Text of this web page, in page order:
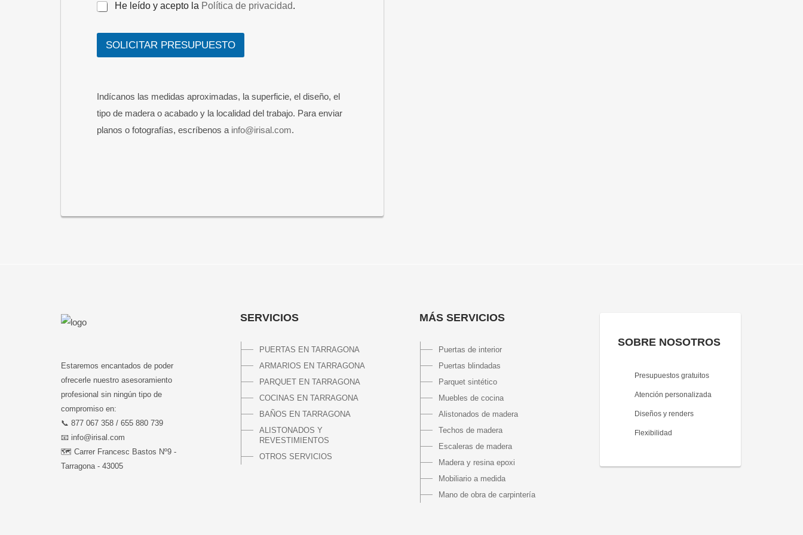
o
í
i
o
r
e
He leído y acepto la Política de privacidad.
SOLICITAR PRESUPUESTO
Indícanos las medidas aproximadas, la superficie, el diseño, el
tipo de madera o acabado y la localidad del trabajo. Para enviar
planos o fotografías, escríbenos a info@irisal.com.
Estaremos encantados de poder
ofrecerle nuestro asesoramiento
profesional sin ningún tipo de
compromiso en:
📞 877 067 358 / 655 880 739
📧 info@irisal.com
🗺 Carrer Francesc Bastos Nº9 -
Tarragona - 43005
SERVICIOS
PUERTAS EN TARRAGONA
ARMARIOS EN TARRAGONA
PARQUET EN TARRAGONA
COCINAS EN TARRAGONA
BAÑOS EN TARRAGONA
ALISTONADOS Y
REVESTIMIENTOS
OTROS SERVICIOS
MÁS SERVICIOS
Puertas de interior
Puertas blindadas
Parquet sintético
Muebles de cocina
Alistonados de madera
Techos de madera
Escaleras de madera
Madera y resina epoxi
Mobiliario a medida
Mano de obra de carpintería
SOBRE NOSOTROS
Presupuestos gratuitos
Atención personalizada
Diseños y renders
Flexibilidad